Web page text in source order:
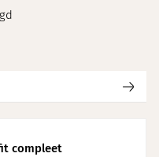
compleet